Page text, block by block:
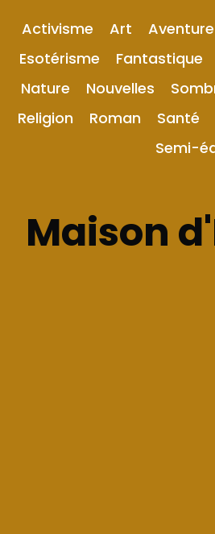
Activisme Art Aventure
Esotérisme
Fantastique
Nature
Nouvelles
Religion
Roman Santé
Semi-
Maison